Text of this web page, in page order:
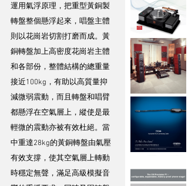
運用氣浮原理，把重型黃銅製
轉盤整個懸浮起來，唱盤主體
則以花崗岩切割打磨而成。黃
銅轉盤加上高密度花崗岩主體
和各部份，整體結構的總重量
接近100kg，有助以高質量抑
減微弱震動，而且轉盤和唱臂
都懸浮在空氣層上，縱使是最
輕微的震動亦被有效杜絕。當
中重達28kg的黃銅轉盤由氣壓
有效支撐，使其空氣層上轉動
時穩定無聲，滿足高級模擬音